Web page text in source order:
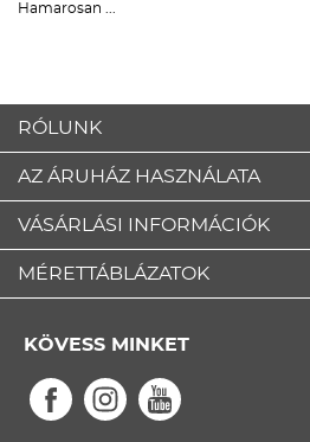
Hamarosan ...
RÓLUNK
AZ ÁRUHÁZ HASZNÁLATA
VÁSÁRLÁSI INFORMÁCIÓK
MÉRETTÁBLÁZATOK
KÖVESS MINKET